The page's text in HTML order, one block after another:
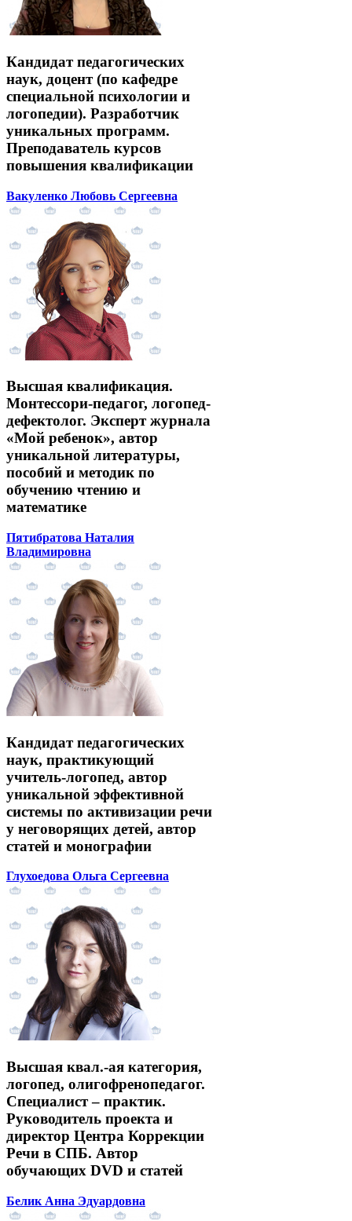
Кандидат педагогических
наук, доцент (по кафедре
специальной психологии и
логопедии). Разработчик
уникальных программ.
Преподаватель курсов
повышения квалификации
Вакуленко Любовь Сергеевна
Высшая квалификация.
Монтессори-педагог, логопед-
дефектолог. Эксперт журнала
«Мой ребенок», автор
уникальной литературы,
пособий и методик по
обучению чтению и
математике
Пятибратова Наталия
Владимировна
Кандидат педагогических
наук, практикующий
учитель-логопед, автор
уникальной эффективной
системы по активизации речи
у неговорящих детей, автор
статей и монографии
Глухоедова Ольга Сергеевна
Высшая квал.-ая категория,
логопед, олигофренопедагог.
Специалист – практик.
Руководитель проекта и
директор Центра Коррекции
Речи в СПБ. Автор
обучающих DVD и статей
Белик Анна Эдуардовна